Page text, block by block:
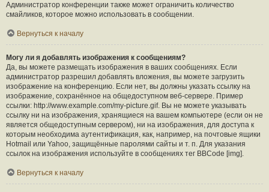
Администратор конференции также может ограничить количество
смайликов, которое можно использовать в сообщении.
Вернуться к началу
Могу ли я добавлять изображения к сообщениям?
Да, вы можете размещать изображения в ваших сообщениях. Если
администратор разрешил добавлять вложения, вы можете загрузить
изображение на конференцию. Если нет, вы должны указать ссылку на
изображение, сохранённое на общедоступном веб-сервере. Пример
ссылки: http://www.example.com/my-picture.gif. Вы не можете указывать
ссылку ни на изображения, хранящиеся на вашем компьютере (если он не
является общедоступным сервером), ни на изображения, для доступа к
которым необходима аутентификация, как, например, на почтовые ящики
Hotmail или Yahoo, защищённые паролями сайты и т. п. Для указания
ссылок на изображения используйте в сообщениях тег BBCode [img].
Вернуться к началу